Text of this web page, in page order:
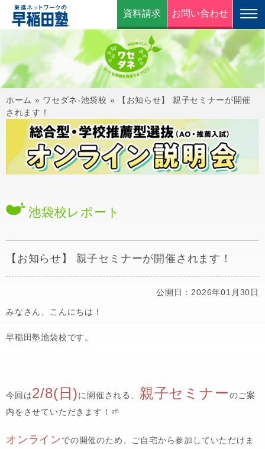
資料請求 お問い合わせ
ホーム » ワセダネ-池袋校 »
【お知らせ】 親子セミナーが開催
されます！
池袋校レポート
【お知らせ】 親子セミナーが開催されます！
公開日：2026年01月30日
みなさん、こんにちは！
早稲田塾池袋校です。
今回は2/8(日)に開催される、 親子セミナーのご案
内をさせていただきます！🌱
オンラインでの開催のため、ご自宅から参加していただけま